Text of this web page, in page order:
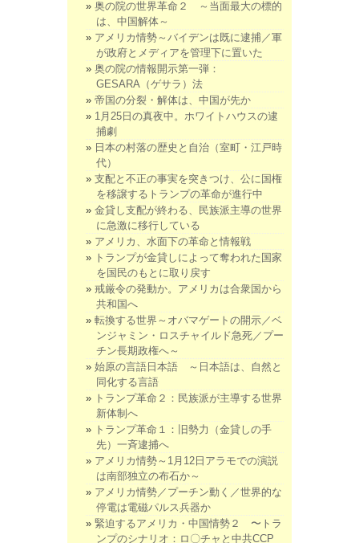
奥の院の世界革命２ ～当面最大の標的
は、中国解体～
アメリカ情勢～バイデンは既に逮捕／軍
が政府とメディアを管理下に置いた
奥の院の情報開示第一弾：
GESARA（ゲサラ）法
帝国の分裂・解体は、中国が先か
1月25日の真夜中。ホワイトハウスの逮
捕劇
日本の村落の歴史と自治（室町・江戸時
代）
支配と不正の事実を突きつけ、公に国権
を移譲するトランプの革命が進行中
金貸し支配が終わる、民族派主導の世界
に急激に移行している
アメリカ、水面下の革命と情報戦
トランプが金貸しによって奪われた国家
を国民のもとに取り戻す
戒厳令の発動か。アメリカは合衆国から
共和国へ
転換する世界～オバマゲートの開示／ベ
ンジャミン・ロスチャイルド急死／プー
チン長期政権へ～
始原の言語日本語 ～日本語は、自然と
同化する言語
トランプ革命２：民族派が主導する世界
新体制へ
トランプ革命１：旧勢力（金貸しの手
先）一斉逮捕へ
アメリカ情勢～1月12日アラモでの演説
は南部独立の布石か～
アメリカ情勢／プーチン動く／世界的な
停電は電磁パルス兵器か
緊迫するアメリカ・中国情勢２ 〜トラ
ンプのシナリオ：ロ〇チャと中共CCP